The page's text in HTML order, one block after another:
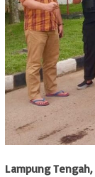
Lampung Tengah,